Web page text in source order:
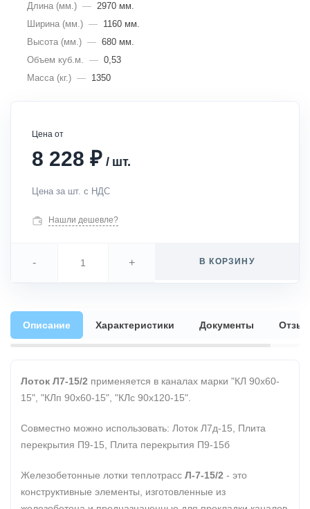
Длина (мм.) — 2970 мм.
Ширина (мм.) — 1160 мм.
Высота (мм.) — 680 мм.
Объем куб.м. — 0,53
Масса (кг.) — 1350
Цена от
8 228 ₽ / шт.
Цена за шт. с НДС
Нашли дешевле?
- + В КОРЗИНУ
Описание Характеристики Документы
Лоток Л7-15/2 применяется в каналах марки "КЛ 90х60-
15", "КЛп 90х60-15", "КЛс 90х120-15".
Совместно можно использовать: Лоток Л7д-15, Плита
перекрытия П9-15, Плита перекрытия П9-15б
Железобетонные лотки теплотрасс Л-7-15/2 - это
конструктивные элементы, изготовленные из